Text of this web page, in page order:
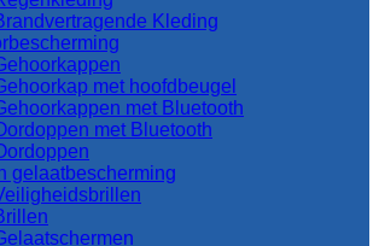
Kleding
met hoofdbeugel
met Bluetooth
met Bluetooth
gelaatbescherming